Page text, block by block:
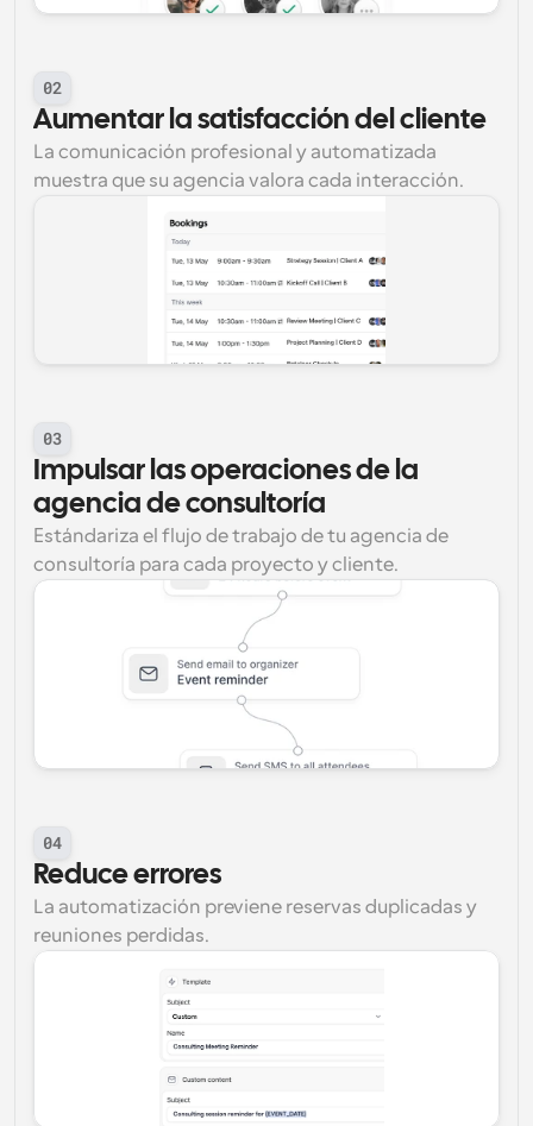
02
Aumentar la satisfacción del cliente
La comunicación profesional y automatizada
muestra que su agencia valora cada interacción.
03
Impulsar las operaciones de la
agencia de consultoría
Estándariza el flujo de trabajo de tu agencia de
consultoría para cada proyecto y cliente.
04
Reduce errores
La automatización previene reservas duplicadas y
reuniones perdidas.